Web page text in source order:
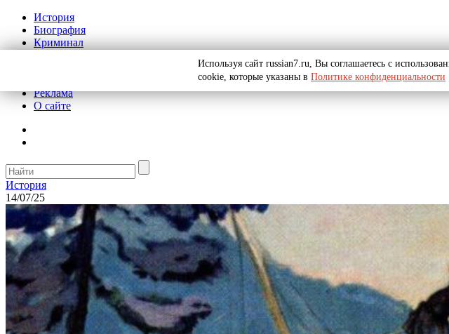
История
Биография
Криминал
Реклама
О сайте
История
14/07/25
Используя сайт russian7.ru, Вы соглашаетесь с
cookie, которые указаны в Политике конфиденциальности